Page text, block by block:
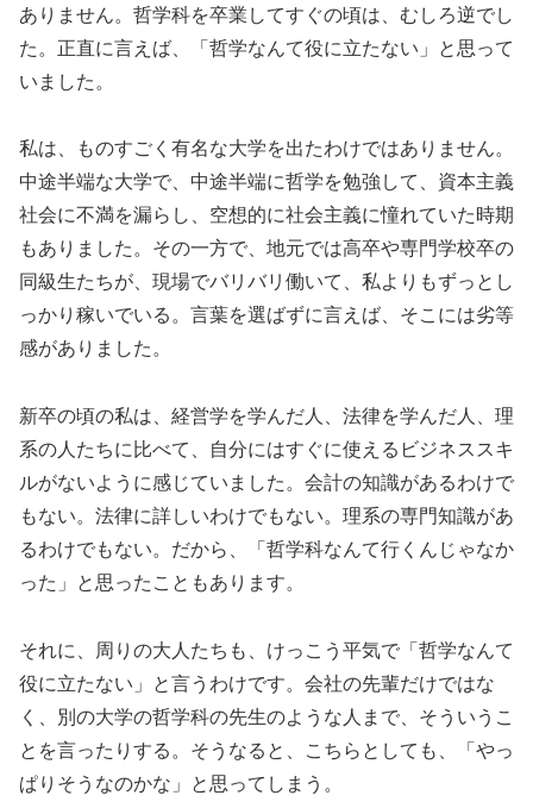
ありません。哲学科を卒業してすぐの頃は、むしろ逆でし
た。正直に言えば、「哲学なんて役に立たない」と思って
いました。
私は、ものすごく有名な大学を出たわけではありません。
中途半端な大学で、中途半端に哲学を勉強して、資本主義
社会に不満を漏らし、空想的に社会主義に憧れていた時期
もありました。その一方で、地元では高卒や専門学校卒の
同級生たちが、現場でバリバリ働いて、私よりもずっとし
っかり稼いでいる。言葉を選ばずに言えば、そこには劣等
感がありました。
新卒の頃の私は、経営学を学んだ人、法律を学んだ人、理
系の人たちに比べて、自分にはすぐに使えるビジネススキ
ルがないように感じていました。会計の知識があるわけで
もない。法律に詳しいわけでもない。理系の専門知識があ
るわけでもない。だから、「哲学科なんて行くんじゃなか
った」と思ったこともあります。
それに、周りの大人たちも、けっこう平気で「哲学なんて
役に立たない」と言うわけです。会社の先輩だけではな
く、別の大学の哲学科の先生のような人まで、そういうこ
とを言ったりする。そうなると、こちらとしても、「やっ
ぱりそうなのかな」と思ってしまう。